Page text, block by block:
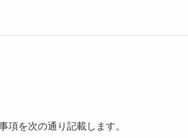
項を次の通り記載します。